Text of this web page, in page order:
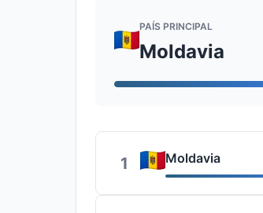
PAÍS PRINCIPAL
Moldavia
1 Moldavia